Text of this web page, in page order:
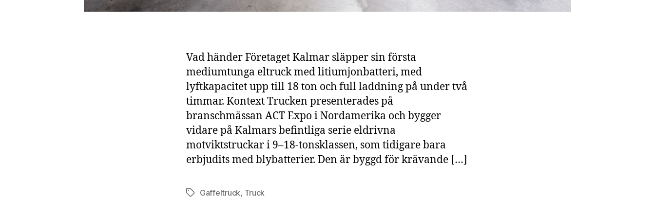
Vad händer Företaget Kalmar släpper sin första
mediumtunga eltruck med litiumjonbatteri, med
lyftkapacitet upp till 18 ton och full laddning på under två
timmar. Kontext Trucken presenterades på
branschmässan ACT Expo i Nordamerika och bygger
vidare på Kalmars befintliga serie eldrivna
motviktstruckar i 9–18-tonsklassen, som tidigare bara
erbjudits med blybatterier. Den är byggd för krävande […]
Etiketter
Gaffeltruck, Truck